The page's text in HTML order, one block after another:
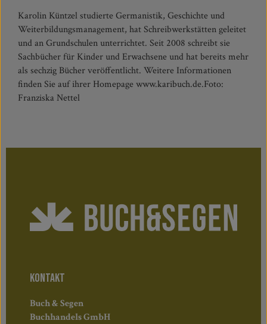
Karolin Küntzel studierte Germanistik, Geschichte und
Weiterbildungsmanagement, hat Schreibwerkstätten geleitet
und an Grundschulen unterrichtet. Seit 2008 schreibt sie
Sachbücher für Kinder und Erwachsene und hat bereits mehr
als sechzig Bücher veröffentlicht. Weitere Informationen
finden Sie auf ihrer Homepage www.karibuch.de.Foto:
Franziska Nettel
KONTAKT
Buch & Segen
Buchhandels GmbH